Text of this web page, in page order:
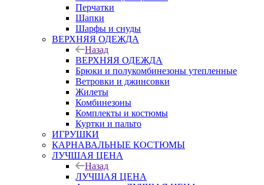
Перчатки
Шапки
Шарфы и снуды
ВЕРХНЯЯ ОДЕЖДА
Назад
ВЕРХНЯЯ ОДЕЖДА
Брюки и полукомбинезоны утепленные
Ветровки и джинсовки
Жилеты
Комбинезоны
Комплекты и костюмы
Куртки и пальто
ИГРУШКИ
КАРНАВАЛЬНЫЕ КОСТЮМЫ
ЛУЧШАЯ ЦЕНА
Назад
ЛУЧШАЯ ЦЕНА